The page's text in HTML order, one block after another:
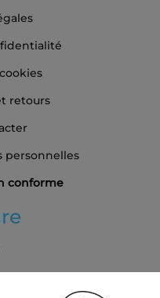
retours
personnelles
conforme